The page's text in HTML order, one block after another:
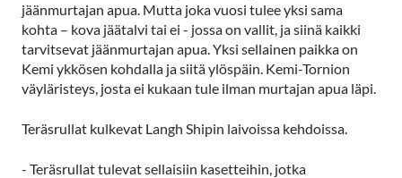
jäänmurtajan apua. Mutta joka vuosi tulee yksi sama
kohta – kova jäätalvi tai ei - jossa on vallit, ja siinä kaikki
tarvitsevat jäänmurtajan apua. Yksi sellainen paikka on
Kemi ykkösen kohdalla ja siitä ylöspäin. Kemi-Tornion
väyläristeys, josta ei kukaan tule ilman murtajan apua läpi.
Teräsrullat kulkevat Langh Shipin laivoissa kehdoissa.
- Teräsrullat tulevat sellaisiin kasetteihin, jotka